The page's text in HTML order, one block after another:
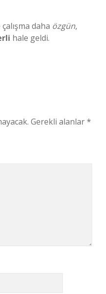
daha özgün,
hale geldi.
Gerekli alanlar*